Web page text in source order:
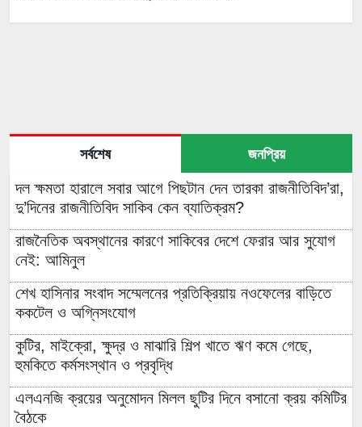
সর্বশেষ জনপ্রিয়
দল ক্ষমতা হারালে সবার আগে পিছটান দেন তারকা রাজনীতিবিদ’রা,
দু’দিনের রাজনীতিবিদ সাকিব কেন ব্যাতিক্রম?
রাজনৈতিক অবস্থানের কারণে সাকিবের দেশে ফেরার আর সুযোগ
নেই: আমিনুল
শেখ হাসিনার সংবাদ সম্মেলনের প্রতিক্রিয়ায় নওফেলের বাড়িতে
ককটেল ও অগ্নিসংযোগ
কুটির, মাইক্রো, ক্ষুদ্র ও মাঝারি শিল্প খাতে ঋণ কমে গেছে,
হুমকিতে কর্মসংস্থান ও প্রবৃদ্ধি
এলএনজি ক্রয়ের অনুমোদন মিলল ছুটির দিনে বসানো ক্রয় কমিটির
বৈঠকে